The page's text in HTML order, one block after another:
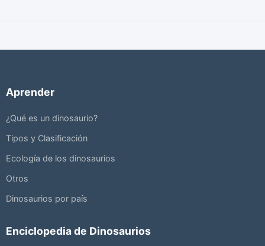
Aprender
¿Qué es un dinosaurio?
Tipos y Clasificación
Ecología de los dinosaurios
Otros
Dinosaurios por país
Enciclopedia de Dinosaurios